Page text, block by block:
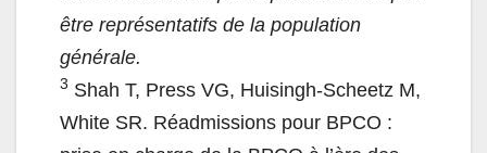
être représentatifs de la population
générale.
3 Shah T, Press VG, Huisingh-Scheetz M,
White SR. Réadmissions pour BPCO :